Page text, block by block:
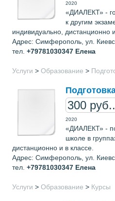
2020
«ДИАЛЕКТ» -
к другим
индивидуально, дистанционно
Адрес: Симферополь, ул.
тел. +79781030347 Елена
Услуги > Образование >
300 руб..
2020
«ДИАЛЕКТ» -
школе в
дистанционно и в классе.
Адрес: Симферополь, ул.
тел. +79781030347 Елена
Услуги > Образование > Курсы